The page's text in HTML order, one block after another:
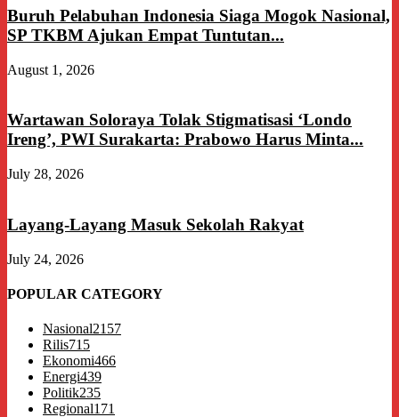
Buruh Pelabuhan Indonesia Siaga Mogok Nasional,
SP TKBM Ajukan Empat Tuntutan...
August 1, 2026
Wartawan Soloraya Tolak Stigmatisasi ‘Londo
Ireng’, PWI Surakarta: Prabowo Harus Minta...
July 28, 2026
Layang-Layang Masuk Sekolah Rakyat
July 24, 2026
POPULAR CATEGORY
Nasional2157
Rilis715
Ekonomi466
Energi439
Politik235
Regional171